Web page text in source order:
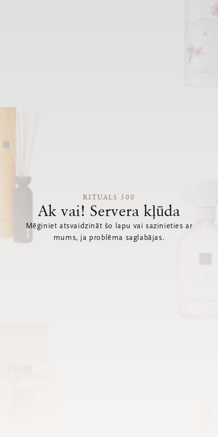
RITUALS 500
Ak vai! Servera kļūda
Mēģiniet atsvaidzināt šo lapu vai sazinieties ar
mums, ja problēma saglabājas.